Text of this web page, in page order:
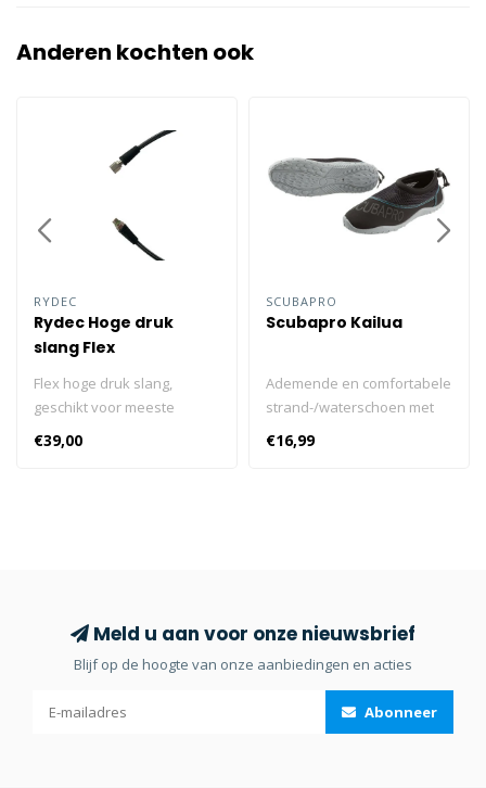
Anderen kochten ook
RYDEC
Rydec Hoge druk
slang Flex
Flex hoge druk slang,
geschikt voor meeste
merken
manometers/consoles.
lengtes.
€39,00
SCUBAPRO
Scubapro Kailua
Ademende en comfortabele
strand-/waterschoen met
lichte antislipzool en
verstelbaar vetersysteem.
€16,99
Meld u aan voor onze nieuwsbrief
Blijf op de hoogte van onze aanbiedingen en acties
Abonneer